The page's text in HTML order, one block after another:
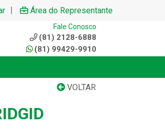
| Área do Representante
Fale Conosco
(81) 2128-6888
(81) 99429-9910
VOLTAR